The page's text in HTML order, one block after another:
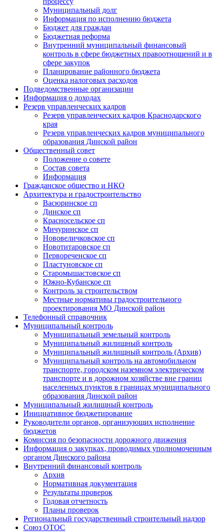
Муниципальный долг
Информация по исполнению бюджета
Бюджет для граждан
Бюджетная реформа
Внутренний муниципальный финансовый
контроль в сфере бюджетных правоотношений и в
сфере закупок
Планирование районного бюджета
Оценка налоговых расходов
Подведомственные организации
Информация о доходах
Резерв управленческих кадров
Резерв управленческих кадров Краснодарского
края
Резерв управленческих кадров муниципального
образования Динской район
Общественный совет
Положение о совете
Состав совета
Информация
Гражданское общество и НКО
Архитектура и градостроительство
Васюринское сп
Динское сп
Красносельское сп
Мичуринское сп
Нововеличковское сп
Новотитаровское сп
Первореченское сп
Пластуновское сп
Старомышастовское сп
Южно-Кубанское сп
Контроль за строительством
Местные нормативы градостроительного
проектирования МО Динской район
Телефонный справочник
Муниципальный контроль
Муниципальный земельный контроль
Муниципальный жилищный контроль
Муниципальный жилищный контроль (Архив)
Муниципальный контроль на автомобильном
транспорте, городском наземном электрическом
транспорте и в дорожном хозяйстве вне границ
населенных пунктов в границах муниципального
образования Динской район
Муниципальный жилищный контроль
Инициативное бюджетирование
Руководители органов, организующих исполнение
бюджетов
Комиссия по безопасности дорожного движения
Информация о закупках, проводимых уполномоченным
органом Динского района
Внутренний финансовый контроль
Архив
Нормативная документация
Результаты проверок
Годовая отчетность
Планы проверок
Региональный государственный строительный надзор
Союз ОТОС